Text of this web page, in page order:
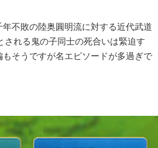
年不敗の陸奥圓明流に対する近代武道
される鬼の子同士の死合いは緊迫す
もそうですが名エピソードが多過ぎで